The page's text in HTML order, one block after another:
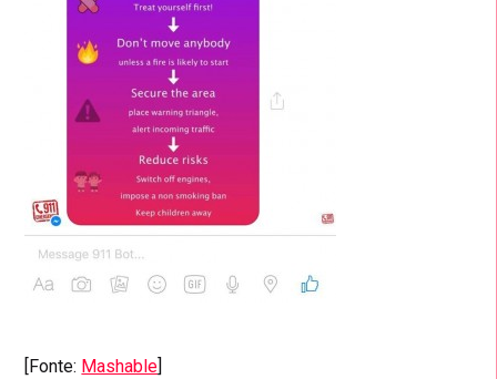
[Fonte: Mashable